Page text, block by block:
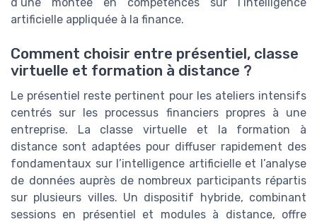
artificielle appliquée à la finance.
Comment choisir entre présentiel, classe
virtuelle et formation à distance ?
Le présentiel reste pertinent pour les ateliers intensifs
centrés sur les processus financiers propres à une
entreprise. La classe virtuelle et la formation à
distance sont adaptées pour diffuser rapidement des
fondamentaux sur l’intelligence artificielle et l’analyse
de données auprès de nombreux participants répartis
sur plusieurs villes. Un dispositif hybride, combinant
sessions en présentiel et modules à distance, offre